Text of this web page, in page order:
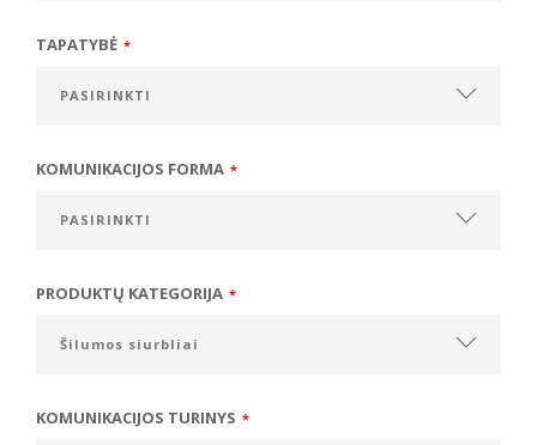
TAPATYBĖ *
KOMUNIKACIJOS FORMA *
PRODUKTŲ KATEGORIJA *
KOMUNIKACIJOS TURINYS *